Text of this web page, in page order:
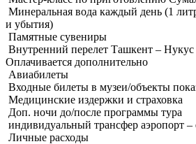
Минеральная вода каждый день (1
и убытия)
Памятные сувениры
Внутренний перелет Ташкент – Нукус
Оплачивается дополнительно
Авиабилеты
Входные билеты в музеи/объекты
Медицинские издержки и страховка
Доп. ночи до/после программы тура
индивидуальный трансфер аэропорт –
Личные расходы